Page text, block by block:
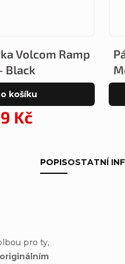
Volcom Ramp
Black
Kč
košíku
POPISOSTATNÍ
pro ty,
originálním